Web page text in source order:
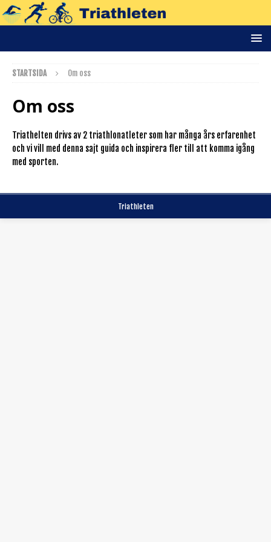
STARTSIDA Om oss
Om oss
Triathelten drivs av 2 triathlonatleter som har många års erfarenhet
och vi vill med denna sajt guida och inspirera fler till att komma igång
med sporten.
Triathleten